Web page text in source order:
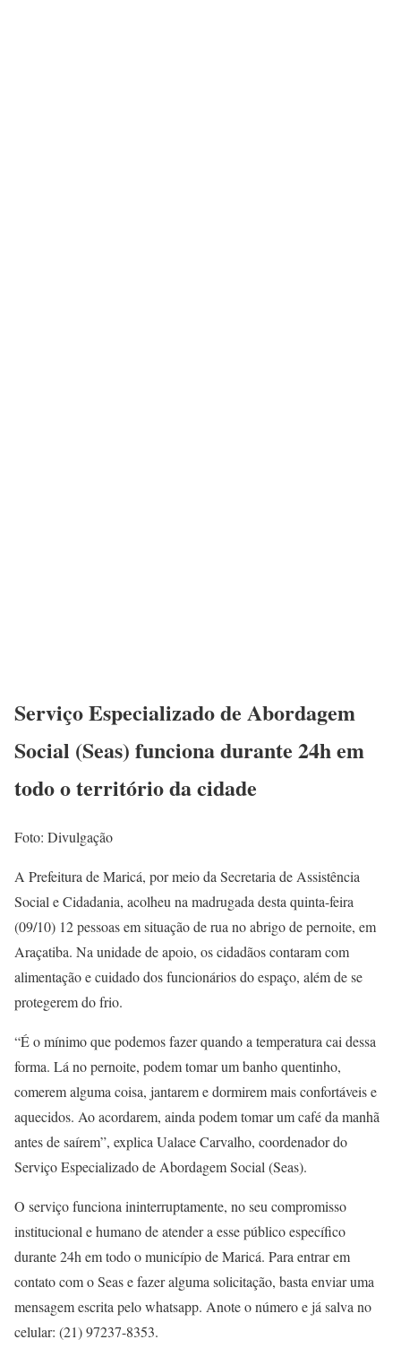
Serviço Especializado de Abordagem
Social (Seas) funciona durante 24h em
todo o território da cidade
Foto: Divulgação
A Prefeitura de Maricá, por meio da Secretaria de Assistência
Social e Cidadania, acolheu na madrugada desta quinta-feira
(09/10) 12 pessoas em situação de rua no abrigo de pernoite, em
Araçatiba. Na unidade de apoio, os cidadãos contaram com
alimentação e cuidado dos funcionários do espaço, além de se
protegerem do frio.
“É o mínimo que podemos fazer quando a temperatura cai dessa
forma. Lá no pernoite, podem tomar um banho quentinho,
comerem alguma coisa, jantarem e dormirem mais confortáveis e
aquecidos. Ao acordarem, ainda podem tomar um café da manhã
antes de saírem”, explica Ualace Carvalho, coordenador do
Serviço Especializado de Abordagem Social (Seas).
O serviço funciona ininterruptamente, no seu compromisso
institucional e humano de atender a esse público específico
durante 24h em todo o município de Maricá. Para entrar em
contato com o Seas e fazer alguma solicitação, basta enviar uma
mensagem escrita pelo whatsapp. Anote o número e já salva no
celular: (21) 97237-8353.